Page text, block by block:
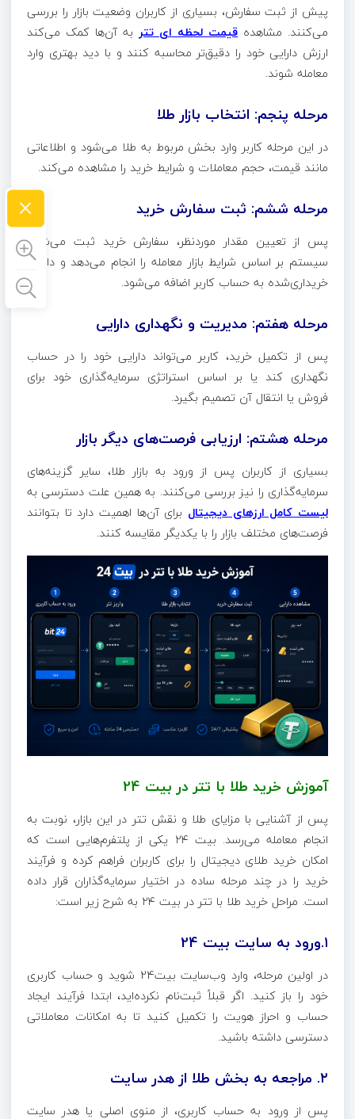
پیش از ثبت سفارش، بسیاری از کاربران وضعیت بازار را بررسی
می‌کنند. مشاهده قیمت لحظه ای تتر به آن‌ها کمک می‌کند
ارزش دارایی خود را دقیق‌تر محاسبه کنند و با دید بهتری وارد
معامله شوند.
مرحله پنجم: انتخاب بازار طلا
در این مرحله کاربر وارد بخش مربوط به طلا می‌شود و اطلاعاتی
مانند قیمت، حجم معاملات و شرایط خرید را مشاهده می‌کند.
مرحله ششم: ثبت سفارش خرید
پس از تعیین مقدار موردنظر، سفارش خرید ثبت می‌شود.
سیستم بر اساس شرایط بازار معامله را انجام می‌دهد و دارایی
خریداری‌شده به حساب کاربر اضافه می‌شود.
مرحله هفتم: مدیریت و نگهداری دارایی
پس از تکمیل خرید، کاربر می‌تواند دارایی خود را در حساب
نگهداری کند یا بر اساس استراتژی سرمایه‌گذاری خود برای
فروش یا انتقال آن تصمیم بگیرد.
مرحله هشتم: ارزیابی فرصت‌های دیگر بازار
بسیاری از کاربران پس از ورود به بازار طلا، سایر گزینه‌های
سرمایه‌گذاری را نیز بررسی می‌کنند. به همین علت دسترسی به
لیست کامل ارزهای دیجیتال برای آن‌ها اهمیت دارد تا بتوانند
فرصت‌های مختلف بازار را با یکدیگر مقایسه کنند.
آموزش خرید طلا با تتر در بیت 24
پس از آشنایی با مزایای طلا و نقش تتر در این بازار، نوبت به
انجام معامله می‌رسد. بیت ۲۴ یکی از پلتفرم‌هایی است که
امکان خرید طلای دیجیتال را برای کاربران فراهم کرده و فرآیند
خرید را در چند مرحله ساده در اختیار سرمایه‌گذاران قرار داده
است. مراحل خرید طلا با تتر در بیت ۲۴ به شرح زیر است:
۱.ورود به سایت بیت 24
در اولین مرحله، وارد وب‌سایت بیت24 شوید و حساب کاربری
خود را باز کنید. اگر قبلاً ثبت‌نام نکرده‌اید، ابتدا فرآیند ایجاد
حساب و احراز هویت را تکمیل کنید تا به امکانات معاملاتی
دسترسی داشته باشید.
۲. مراجعه به بخش طلا از هدر سایت
پس از ورود به حساب کاربری، از منوی اصلی یا هدر سایت
×